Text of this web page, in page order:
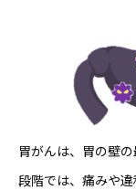
胃がんは、胃の壁
段階では、痛みや